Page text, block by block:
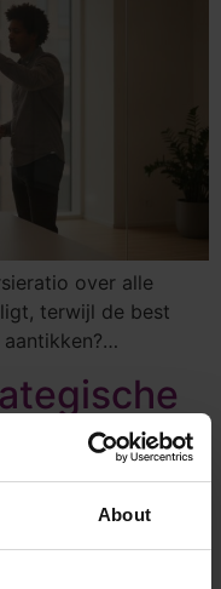
About
over alle
terwijl de best
en
in 2026